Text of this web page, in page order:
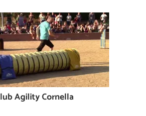
Agility Cornella